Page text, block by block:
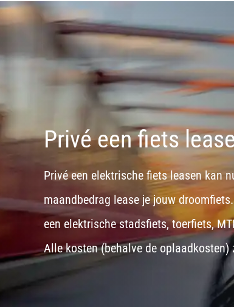
Privé een fiets
Privé een elektrische fiets leasen kan
maandbedrag lease je jouw
een elektrische stadsfiets, toerfiets,
Alle kosten (behalve de